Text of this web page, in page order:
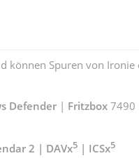
können Spuren von Ironie
Defender| Fritzbox7490
2 | DAVx5| ICSx5